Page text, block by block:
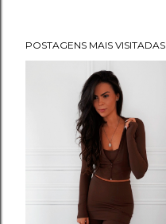
POSTAGENS MAIS VISITADAS